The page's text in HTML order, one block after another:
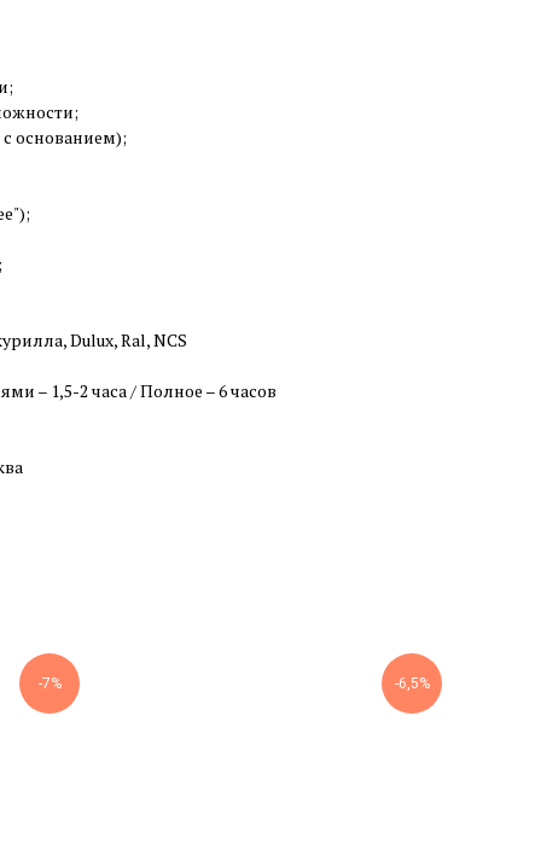
основанием);
Dulux, Ral, NCS
– 1,5-2 часа / Полное – 6 часов
-7% -6,5%